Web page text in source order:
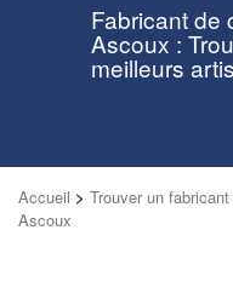
Fabricant de
Ascoux :
meilleurs
Accueil > Trouver un
Ascoux